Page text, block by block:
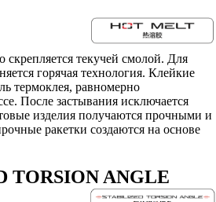
скрепляется текучей смолой. Для
горячая технология. Клейкие
термоклея, равномерно
После застывания исключается
изделия получаются прочными и
ракетки создаются на основе
TORSION ANGLE